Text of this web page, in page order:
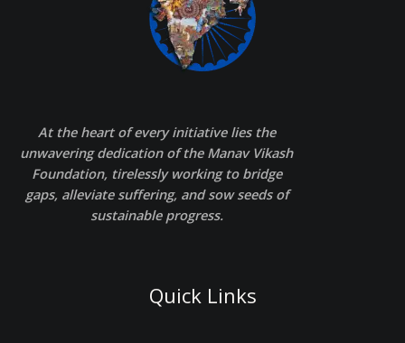
At the heart of every initiative lies the
unwavering dedication of the Manav Vikash
Foundation, tirelessly working to bridge
gaps, alleviate suffering, and sow seeds of
sustainable progress.
Quick Links